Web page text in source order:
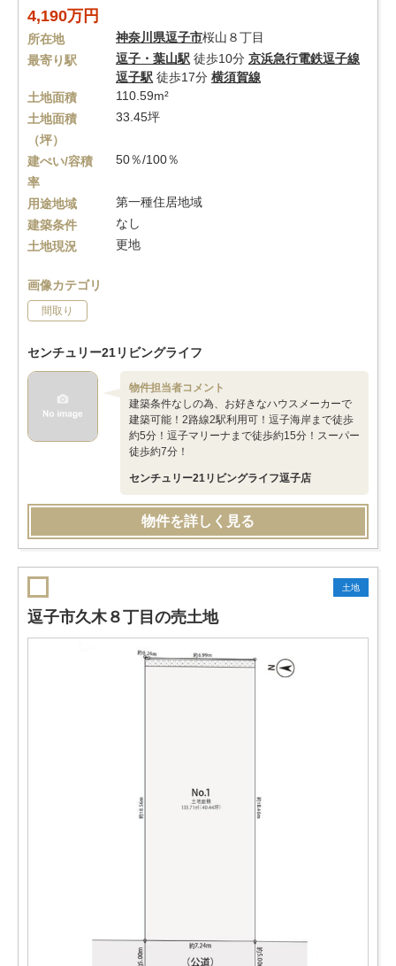
4,190万円
所在地 神奈川県逗子市桜山８丁目
最寄り駅
逗子・葉山駅 徒歩10分 京浜急行電鉄逗子線
逗子駅 徒歩17分 横須賀線
土地面積
110.59m²
土地面積
（坪）
33.45坪
建ぺい/容積
率
50％/100％
用途地域
第一種住居地域
建築条件
なし
土地現況
更地
画像カテゴリ
間取り
センチュリー21リビングライフ
物件担当者コメント
建築条件なしの為、お好きなハウスメーカーで
建築可能！2路線2駅利用可！逗子海岸まで徒歩
約5分！逗子マリーナまで徒歩約15分！スーパー
徒歩約7分！
センチュリー21リビングライフ逗子店
物件を詳しく見る
土地
逗子市久木８丁目の売土地